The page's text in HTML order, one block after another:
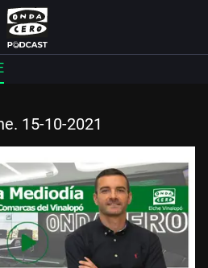
15-10-2021